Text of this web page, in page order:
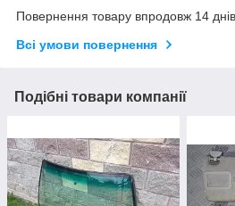
Повернення товару впродовж 14
Всі умови повернення
Подібні товари компанії